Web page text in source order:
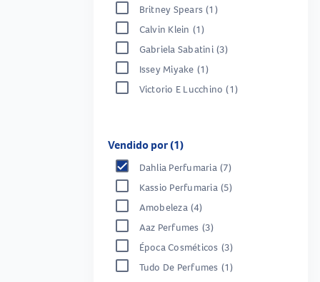
Britney Spears (1)
Calvin Klein (1)
Gabriela Sabatini (3)
Issey Miyake (1)
Victorio E Lucchino (1)
Vendido por (1)
Dahlia Perfumaria (7)
Kassio Perfumaria (5)
Amobeleza (4)
Aaz Perfumes (3)
Época Cosméticos (3)
Tudo De Perfumes (1)